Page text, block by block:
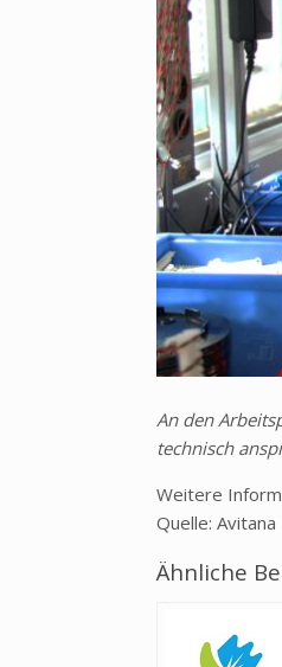
An den
technisch
Weitere
Quelle: Avitana
Ähnliche